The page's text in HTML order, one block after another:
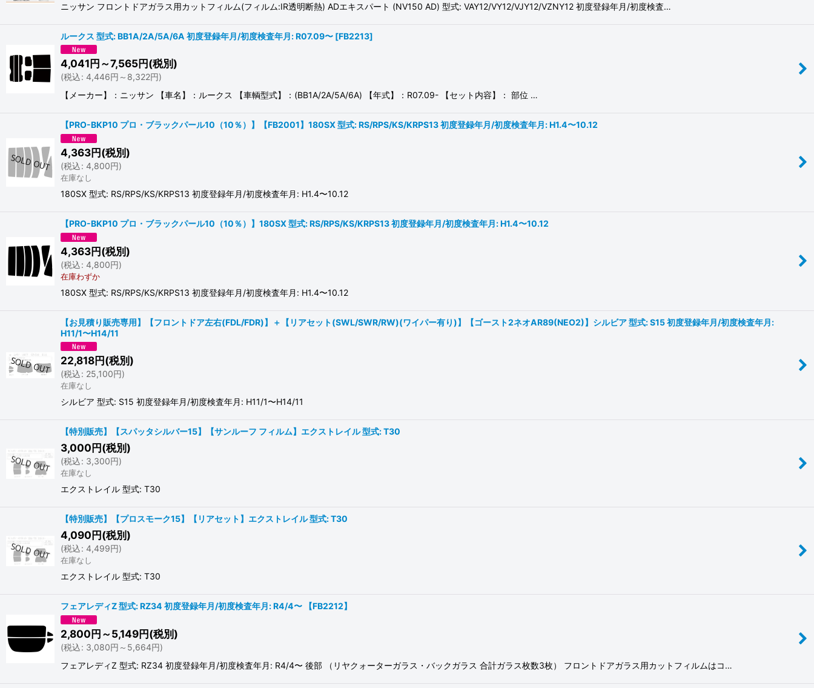
ニッサン フロントドアガラス用カットフィルム(フィルム:IR透明断熱) ADエキスパート (NV150 AD) 型式: VAY12/VY12/VJY12/VZNY12 初度登録年月/初度検査…
ルークス 型式: BB1A/2A/5A/6A 初度登録年月/初度検査年月: R07.09〜 [FB2213]
4,041円～7,565円(税別)
(税込: 4,446円 ～8,322円)
【メーカー】：ニッサン 【車名】：ルークス 【車輌型式】：(BB1A/2A/5A/6A) 【年式】：R07.09- 【セット内容】： 部位 …
【PRO-BKP10 プロ・ブラックパール10（10％）】【FB2001】180SX 型式: RS/RPS/KS/KRPS13 初度登録年月/初度検査年月: H1.4〜10.12
4,363円(税別)
(税込: 4,800円)
在庫なし
180SX 型式: RS/RPS/KS/KRPS13 初度登録年月/初度検査年月: H1.4〜10.12
【PRO-BKP10 プロ・ブラックパール10（10％）】180SX 型式: RS/RPS/KS/KRPS13 初度登録年月/初度検査年月: H1.4〜10.12
4,363円(税別)
(税込: 4,800円)
在庫わずか
180SX 型式: RS/RPS/KS/KRPS13 初度登録年月/初度検査年月: H1.4〜10.12
【お見積り販売専用】【フロントドア左右(FDL/FDR)】＋【リアセット(SWL/SWR/RW)(ワイパー有り)】【ゴースト2ネオAR89(NEO2)】シルビア 型式: S15 初度登録年月/初度検査年月:
H11/1〜H14/11
22,818円(税別)
(税込: 25,100円)
在庫なし
シルビア 型式: S15 初度登録年月/初度検査年月: H11/1〜H14/11
【特別販売】【スパッタシルバー15】【サンルーフ フィルム】エクストレイル 型式: T30
3,000円(税別)
(税込: 3,300円)
在庫なし
エクストレイル 型式: T30
【特別販売】【プロスモーク15】【リアセット】エクストレイル 型式: T30
4,090円(税別)
(税込: 4,499円)
在庫なし
エクストレイル 型式: T30
フェアレディZ 型式: RZ34 初度登録年月/初度検査年月: R4/4〜 【FB2212】
2,800円～5,149円(税別)
(税込: 3,080円 ～5,664円)
フェアレディZ 型式: RZ34 初度登録年月/初度検査年月: R4/4〜 後部 （リヤクォーターガラス・バックガラス 合計ガラス枚数3枚） フロントドアガラス用カットフィルムはコ…